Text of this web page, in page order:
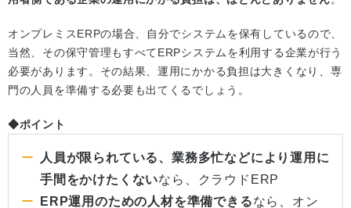
オンプレミスERPの場合、自分でシステムを保有しているので、
当然、その保守管理もすべてERPシステムを利用する企業が行う
必要があります。その結果、運用にかかる負担は大きくなり、専
門の人員を準備する必要も出てくるでしょう。
◆ポイント
人員が限られている、業務多忙などにより運用に
手間をかけたくないなら、クラウドERP
ERP運用のための人材を準備できるなら、オン